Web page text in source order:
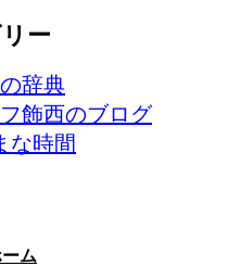
ー
辞典
飾西のブログ
な時間
ム